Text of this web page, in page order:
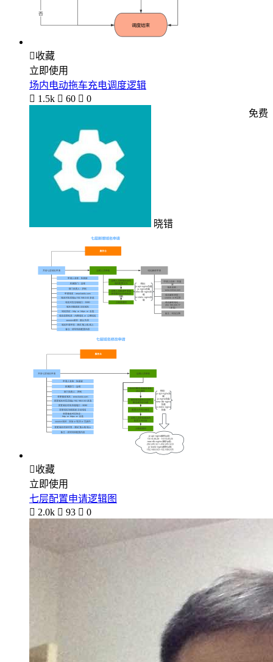
收藏
立即使用
场内电动拖车充电调度逻辑
 1.5k  60  0
晓错
免费
收藏
立即使用
七层配置申请逻辑图
 2.0k  93  0